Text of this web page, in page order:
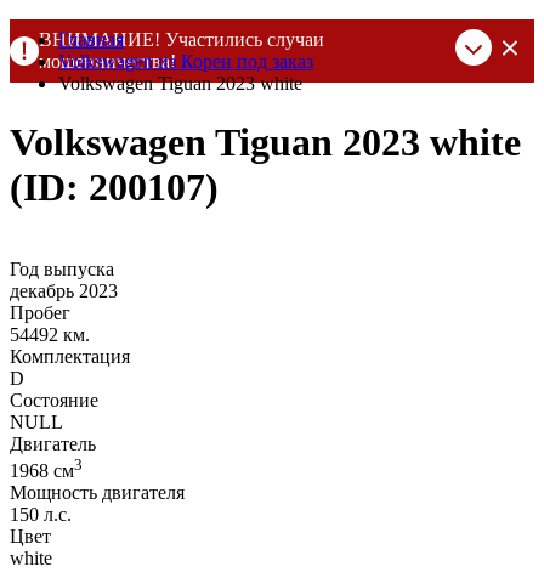
ВНИМАНИЕ! Участились случаи
мошенничества!
Компания DSS Group принимает оплату за свои услуги только
При любых подозрениях, свяжитесь с нами по официальным
контактам, указанным в соц сетях и на сайте
Главная
Volkswagen из Кореи под заказ
Volkswagen Tiguan 2023 white
Volkswagen Tiguan 2023 white
(ID: 200107)
Год выпуска
декабрь 2023
Пробег
54492 км.
Комплектация
D
Состояние
NULL
Двигатель
1968 cм3
Мощность двигателя
150 л.с.
Цвет
white